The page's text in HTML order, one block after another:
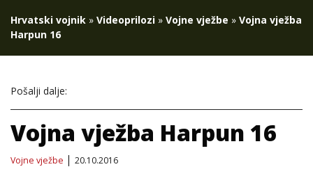
Hrvatski vojnik » Videoprilozi » Vojne vježbe » Vojna vježba
Harpun 16
Pošalji dalje:
Vojna vježba Harpun 16
Vojne vježbe 20.10.2016